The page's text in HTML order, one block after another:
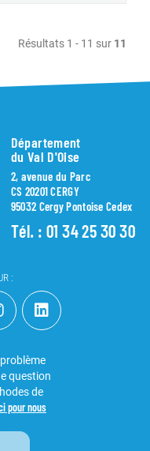
Résultats 1 - 11 sur 11
Département
du Val D'Oise
2, avenue du Parc
CS 20201 CERGY
95032 Cergy Pontoise Cedex
Tél. : 01 34 25 30 30
:
question
de
pour nous